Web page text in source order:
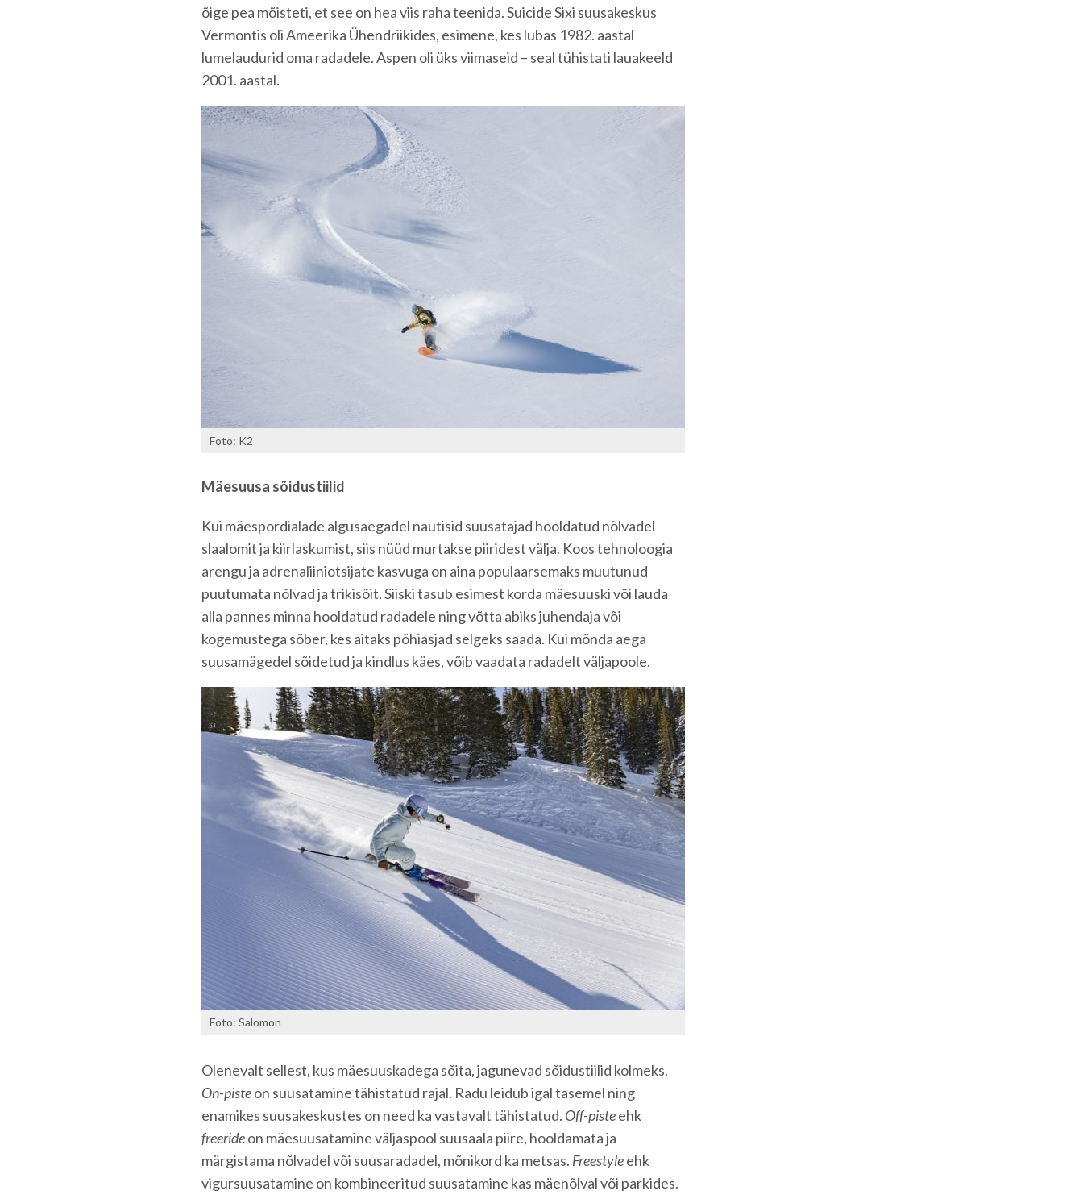
õige pea mõisteti, et see on hea viis raha teenida. Suicide Sixi suusakeskus
Vermontis oli Ameerika Ühendriikides, esimene, kes lubas 1982. aastal
lumelaudurid oma radadele. Aspen oli üks viimaseid – seal tühistati lauakeeld
2001. aastal.
Foto: K2
Mäesuusa sõidustiilid
Kui mäespordialade algusaegadel nautisid suusatajad hooldatud nõlvadel
slaalomit ja kiirlaskumist, siis nüüd murtakse piiridest välja. Koos tehnoloogia
arengu ja adrenaliiniotsijate kasvuga on aina populaarsemaks muutunud
puutumata nõlvad ja trikisõit. Siiski tasub esimest korda mäesuuski või lauda
alla pannes minna hooldatud radadele ning võtta abiks juhendaja või
kogemustega sõber, kes aitaks põhiasjad selgeks saada. Kui mõnda aega
suusamägedel sõidetud ja kindlus käes, võib vaadata radadelt väljapoole.
Foto: Salomon
Olenevalt sellest, kus mäesuuskadega sõita, jagunevad sõidustiilid kolmeks.
On-pisteon suusatamine tähistatud rajal. Radu leidub igal tasemel ning
enamikes suusakeskustes on need ka vastavalt tähistatud. Off-pisteehk
freerideon mäesuusatamine väljaspool suusaala piire, hooldamata ja
märgistama nõlvadel või suusaradadel, mõnikord ka metsas. Freestyleehk
vigursuusatamine on kombineeritud suusatamine kas mäenõlval või parkides.